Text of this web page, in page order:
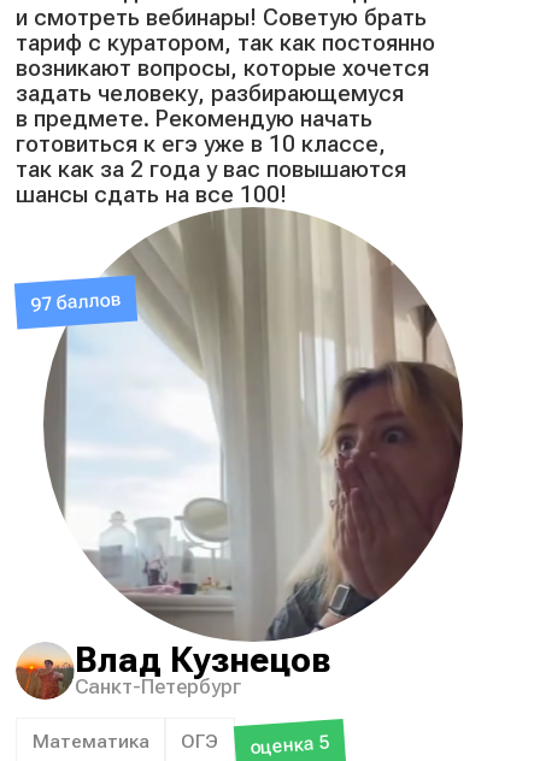
и смотреть вебинары! Советую брать
тариф с куратором, так как постоянно
возникают вопросы, которые хочется
задать человеку, разбирающемуся
в предмете. Рекомендую начать
готовиться к егэ уже в 10 классе,
так как за 2 года у вас повышаются
шансы сдать на все 100!
97 баллов
Влад Кузнецов
Санкт-Петербург
Математика ОГЭ оценка 5